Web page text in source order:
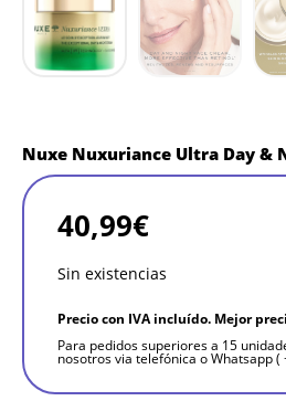
Nuxe Nuxuriance Ultra Day &
40,99€
Sin existencias
Precio con IVA incluído. Mejor
Para pedidos superiores a 15
nosotros via telefónica o Whatsapp (